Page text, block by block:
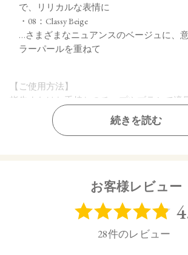
で、リリカルな表情に
・08：Classy Beige
…さまざまなニュアンスのベージュに、
ラーパールを重ねて
【ご使用方法】
指先またはお手持ちのチップやブラシで適
全体にぼかします。
続きを読む
お客様レビュー